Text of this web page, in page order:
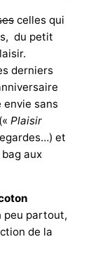
celles qui
du petit
derniers
envie sans
Plaisir
et
aux
peu partout,
de la